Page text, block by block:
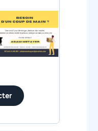
-
je m'engage
semaine et